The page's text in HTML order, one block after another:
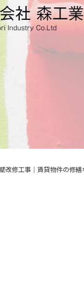
改修工事｜賃貸物件の修